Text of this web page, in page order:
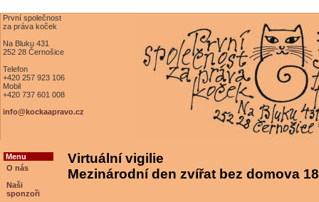
První společnost
za práva koček
Na Bluku 431
252 28 Černošice
Telefon
+420 257 923 106
Mobil
+420 737 601 008
info@kockaapravo.cz
Menu
O nás
Naši
sponzoři
Virtuální vigilie
Mezinárodní den zvířat bez domova